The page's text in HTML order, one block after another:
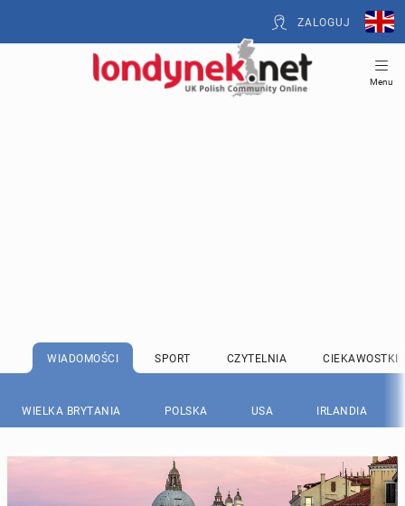
ZALOGUJ
Menu
WIADOMOŚCI SPORT CZYTELNIA CIEKAWOSTKI
WIELKA BRYTANIA POLSKA USA IRLANDIA